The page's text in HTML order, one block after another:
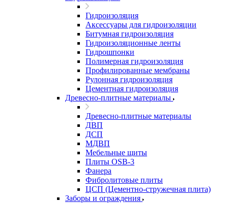
Гидроизоляция
Аксессуары для гидроизоляции
Битумная гидроизоляция
Гидроизоляционные ленты
Гидрошпонки
Полимерная гидроизоляция
Профилированные мембраны
Рулонная гидроизоляция
Цементная гидроизоляция
Древесно-плитные материалы
Древесно-плитные материалы
ДВП
ДСП
МДВП
Мебельные щиты
Плиты OSB-3
Фанера
Фибролитовые плиты
ЦСП (Цементно-стружечная плита)
Заборы и ограждения